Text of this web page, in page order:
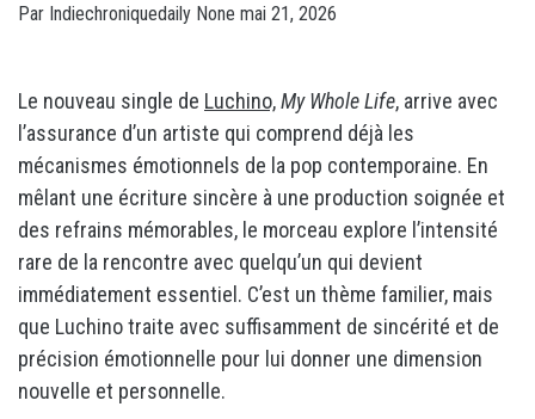
Par Indiechroniquedaily None mai 21, 2026
Le nouveau single de Luchino,My Whole Life, arrive avec
l’assurance d’un artiste qui comprend déjà les
mécanismes émotionnels de la pop contemporaine. En
mêlant une écriture sincère à une production soignée et
des refrains mémorables, le morceau explore l’intensité
rare de la rencontre avec quelqu’un qui devient
immédiatement essentiel. C’est un thème familier, mais
que Luchino traite avec suffisamment de sincérité et de
précision émotionnelle pour lui donner une dimension
nouvelle et personnelle.